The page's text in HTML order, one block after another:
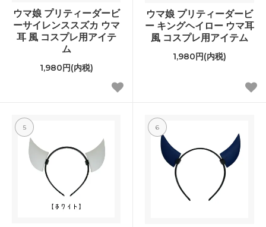
ウマ娘 プリティーダービ
ーサイレンススズカ ウマ
耳 風 コスプレ用アイテ
ム
1,980円(内税)
ウマ娘 プリティーダービ
ー キングヘイロー ウマ耳
風 コスプレ用アイテム
1,980円(内税)
5 6